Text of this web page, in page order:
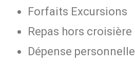
Forfaits Excursions
Repas hors croisière
Dépense personnelle